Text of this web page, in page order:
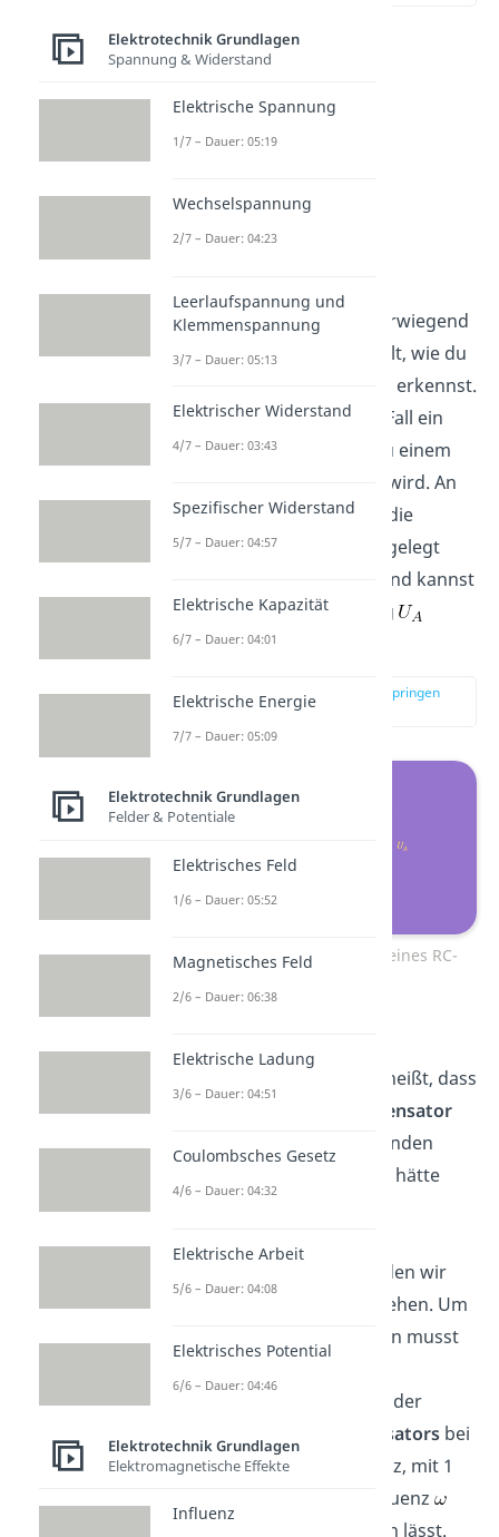
In diesem Artikel wird überwiegend
der RC Hochpass
behandelt, wie du
ihn in folgender Schaltung erkennst.
Du siehst, dass in diesem Fall ein
Kondensator
in Reihe zu einem
geschalten wird. An
den linken Klemmen wird die
Eingangsspannung
angelegt
und parallel zum Widerstand kannst
du die Ausgangsspannung
abgreifen.
zur Stelle im Video springen
(00:25)
Schematische Darstellung eines RC-
dargestellt, das heißt, dass
Kondensator
vorhanden
hätte
Darauf werden wir
später noch genauer eingehen. Um
den Hochpass zu verstehen musst
Blindwiderstand
also der
Kondensatorsbei
einer bestimmten Frequenz, mit 1
geteilt durch die Kreisfrequenz
berechnen lässt.
Elektrotechnik Grundlagen
Spannung & Widerstand
Elektrische Spannung
1/7 – Dauer: 05:19
Wechselspannung
2/7 – Dauer: 04:23
Leerlaufspannung und
Klemmenspannung
3/7 – Dauer: 05:13
Elektrischer Widerstand
4/7 – Dauer: 03:43
Spezifischer Widerstand
5/7 – Dauer: 04:57
Elektrische Kapazität
6/7 – Dauer: 04:01
Elektrische Energie
7/7 – Dauer: 05:09
Elektrotechnik Grundlagen
Felder & Potentiale
Elektrisches Feld
1/6 – Dauer: 05:52
Magnetisches Feld
2/6 – Dauer: 06:38
Elektrische Ladung
3/6 – Dauer: 04:51
Coulombsches Gesetz
4/6 – Dauer: 04:32
Elektrische Arbeit
5/6 – Dauer: 04:08
Elektrisches Potential
6/6 – Dauer: 04:46
Elektrotechnik Grundlagen
Elektromagnetische Effekte
Influenz